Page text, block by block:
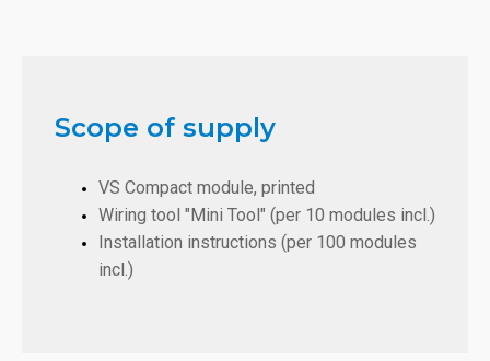
Scope of supply
VS Compact module, printed
Wiring tool "Mini Tool" (per 10 modules incl.)
Installation instructions (per 100 modules
incl.)